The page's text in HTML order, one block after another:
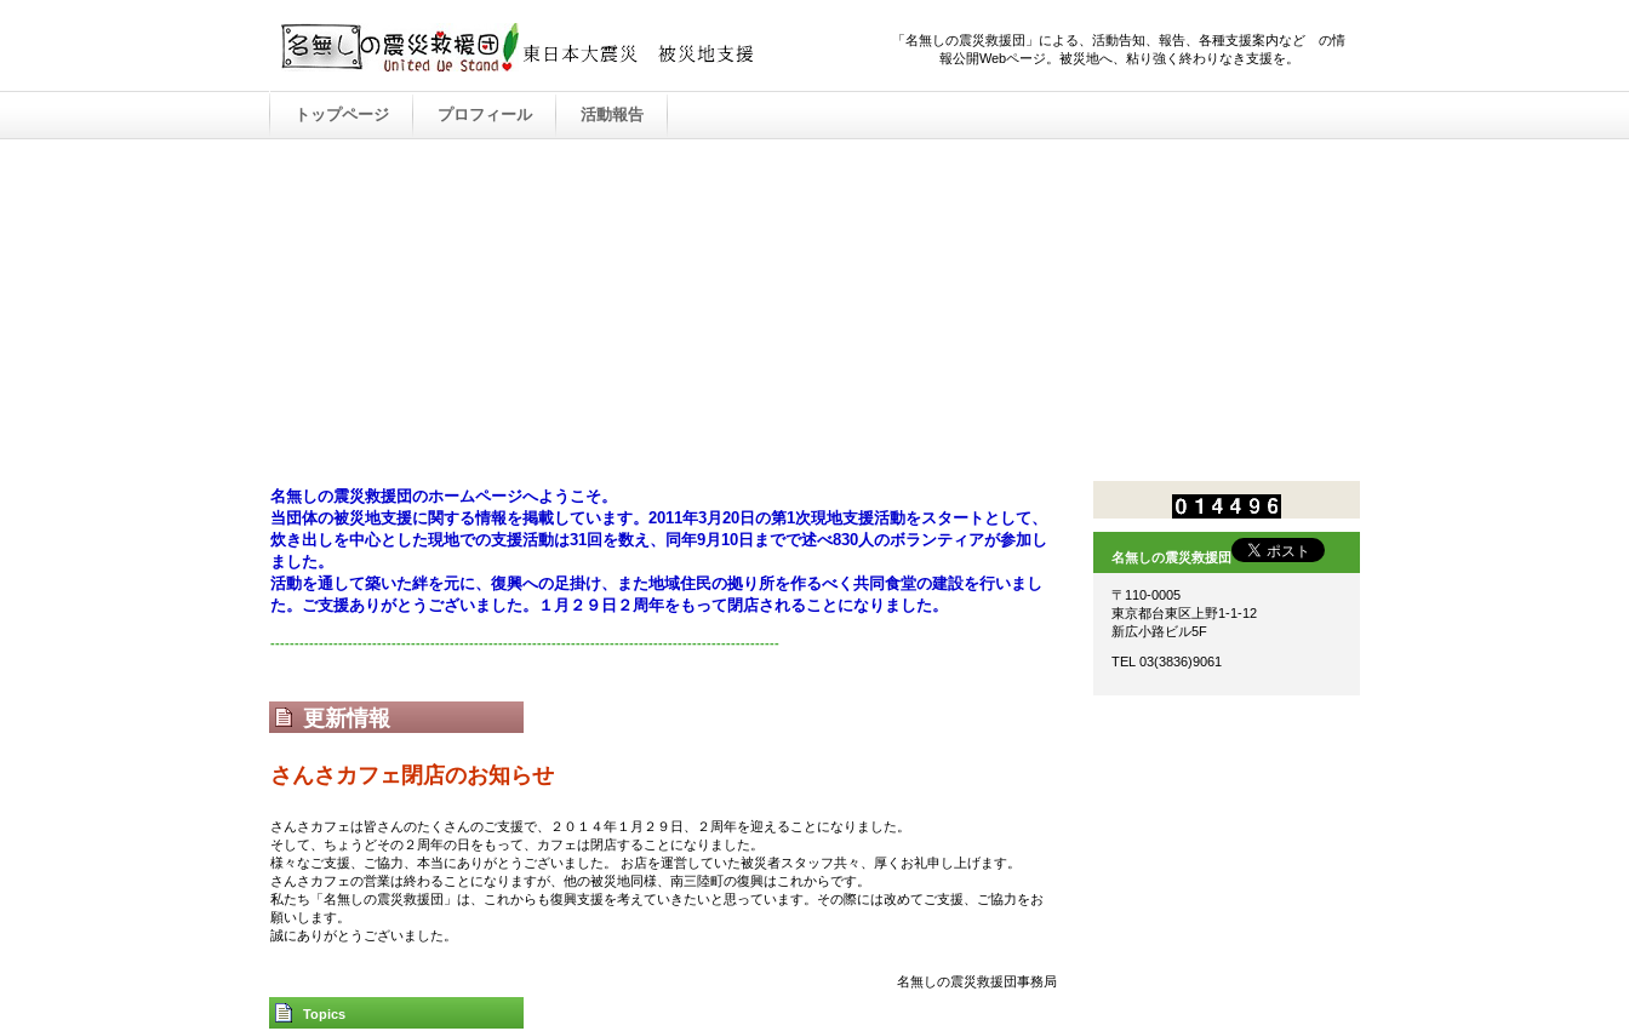
「名無しの震災救援団」による、活動告知、報告、各種支援案内など の情
報公開Webページ。被災地へ、粘り強く終わりなき支援を。
名無しの震災救援団のホームページへようこそ。
当団体の被災地支援に関する情報を掲載しています。2011年3月20日の第1次現地支援活動をスタートとして、
炊き出しを中心とした現地での支援活動は31回を数え、同年9月10日までで述べ830人のボランティアが参加し
ました。
活動を通して築いた絆を元に、復興への足掛け、また地域住民の拠り所を作るべく共同食堂の建設を行いまし
た。ご支援ありがとうございました。１月２９日２周年をもって閉店されることになりました。
---------------------------------------------------------------------------------------------------------
更新情報
さんさカフェ閉店のお知らせ
さんさカフェは皆さんのたくさんのご支援で、２０１４年１月２９日、２周年を迎えることになりました。
そして、ちょうどその２周年の日をもって、カフェは閉店することになりました。
様々なご支援、ご協力、本当にありがとうございました。 お店を運営していた被災者スタッフ共々、厚くお礼申し上げます。
さんさカフェの営業は終わることになりますが、他の被災地同様、南三陸町の復興はこれからです。
私たち「名無しの震災救援団」は、これからも復興支援を考えていきたいと思っています。その際には改めてご支援、ご協力をお
願いします。
誠にありがとうございました。
名無しの震災救援団事務局
Topics
トップページ プロフィール 活動報告
名無しの震災救援団
〒110-0005
東京都台東区上野1-1-12
新広小路ビル5F
TEL 03(3836)9061